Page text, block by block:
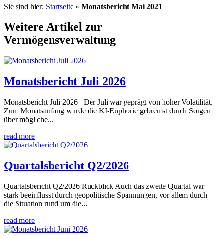
Sie sind hier: Startseite » Monatsbericht Mai 2021
Weitere Artikel zur
Vermögensverwaltung
Monatsbericht Juli 2026
Monatsbericht Juli 2026 Der Juli war geprägt von hoher Volatilität.
Zum Monatsanfang wurde die KI-Euphorie gebremst durch Sorgen
über mögliche...
read more
Quartalsbericht Q2/2026
Quartalsbericht Q2/2026 Rückblick Auch das zweite Quartal war
stark beeinflusst durch geopolitische Spannungen, vor allem durch
die Situation rund um die...
read more